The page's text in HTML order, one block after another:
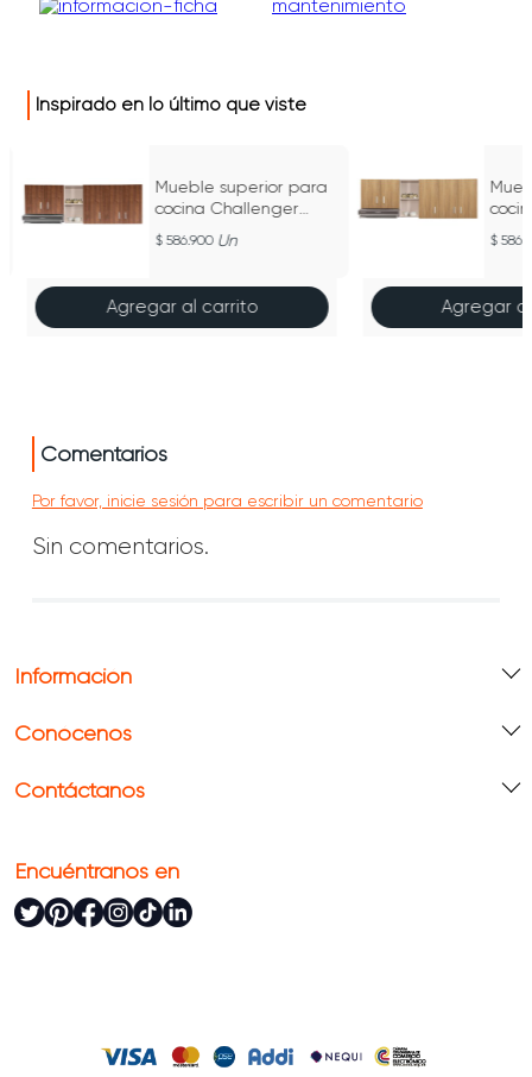
Inspirado en lo último que viste
Mueble superior para
cocina Challenger
1,80M NOLA - SA 31180
MA
586.900 Un
Agregar al carrito
MA
Agregar
Comentarios
Por favor, inicie sesión para escribir un comentario
Sin comentarios.
Información
Conócenos
Contáctanos
Encuéntranos en